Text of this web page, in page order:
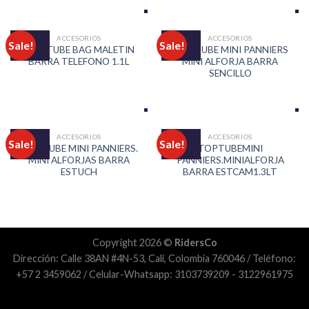
Sale!
ACCESORIOS
TOP TUBE BAG MALETIN
BARRA TELEFONO 1.1L
Sale!
ACCESORIOS
TOP TUBE MINI PANNIERS
MINI ALFORJA BARRA
SENCILLO
Sale!
ACCESORIOS
TOP TUBE MINI PANNIERS.
MINI ALFORJAS BARRA
ESTUCH
Sale!
ACCESORIOS
TOPTUBEMINI
PANNIERS.MINIALFORJA
BARRA ESTCAM1.3LT
Copyright 2026 © RidersCo
Dirección: Calle 38AN #4N-53, Cali, Colombia 760046 / Teléfono:
+57 2 3459062 / Celular-Whatsapp: 3103739209 - 3122961975